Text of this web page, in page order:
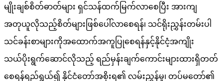
မျိုးချစ်စိတ်ဓာတ်များ ရှင်သန်ထက်မြက်လာစေပြီး အားကျ
အတုယူလိုသည့်စိတ်များဖြစ်ပေါ်လာစေရန်၊ သင်ရိုးညွှန်းတမ်းပါ
သင်ခန်းစာများကိုအထောက်အကူပြုစေရန်နှင့်နိုင်ငံ့အကျိုး
သယ်ပိုးရွက်ဆောင်လိုသည့် ရည်မှန်းချက်ကောင်းများထားရှိတတ်
စေရန်ရည်ရွယ်၍ နိုင်ငံတော်အစိုးရ၏ လမ်းညွှန်မှု၊ တပ်မတော်၏